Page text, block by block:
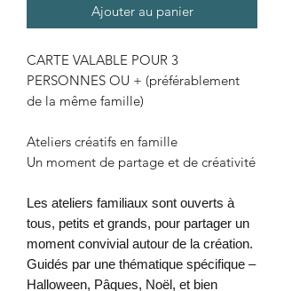
Ajouter au panier
CARTE VALABLE POUR 3
PERSONNES OU + (préférablement
de la même famille)
Ateliers créatifs en famille
Un moment de partage et de créativité
Les ateliers familiaux sont ouverts à
tous, petits et grands, pour partager un
moment convivial autour de la création.
Guidés par une thématique spécifique –
Halloween, Pâques, Noël, et bien